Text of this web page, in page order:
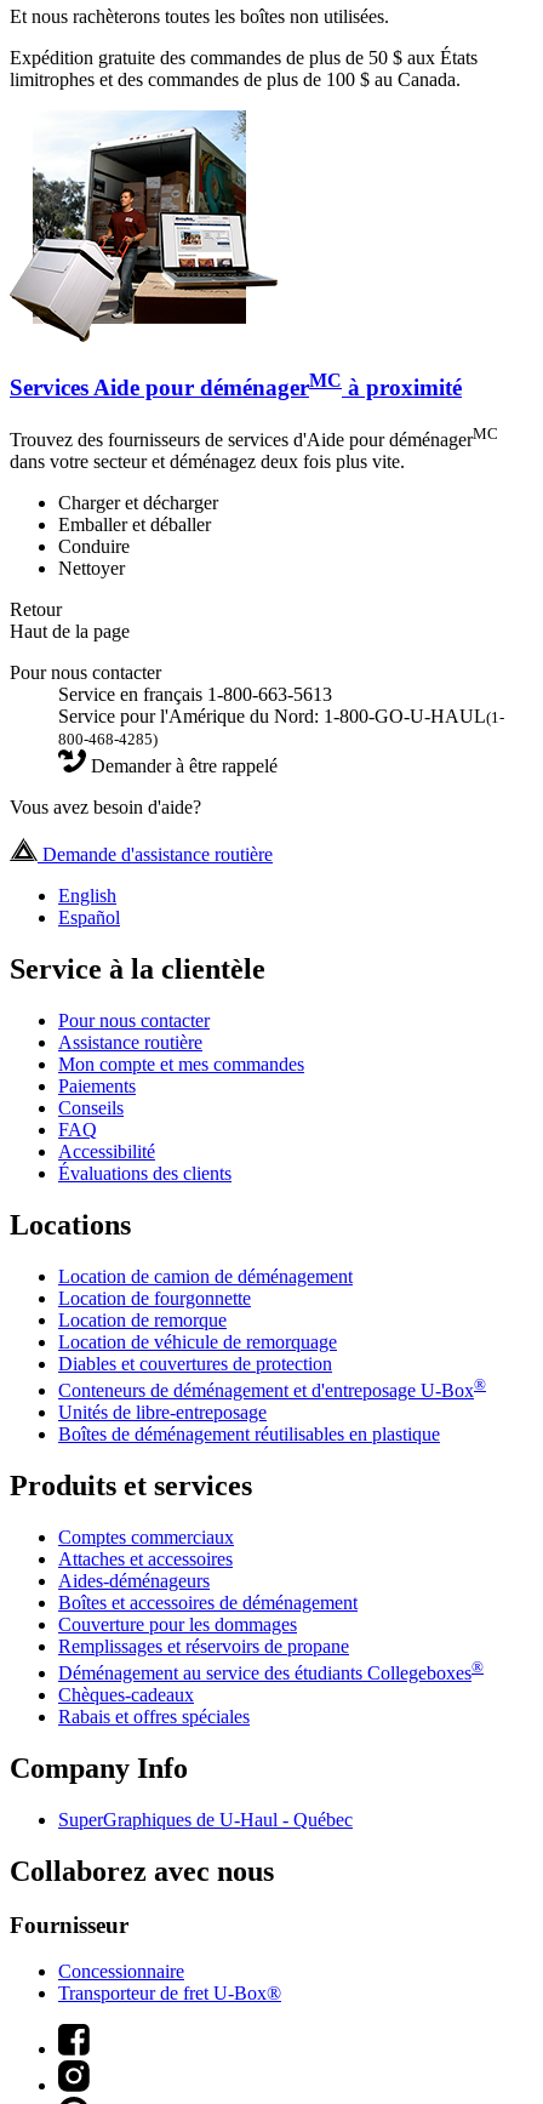
Et nous rachèterons toutes les boîtes non utilisées.
Expédition gratuite des commandes de plus de 50 $ aux États
limitrophes et des commandes de plus de 100 $ au Canada.
Services Aide pour déménagerMC à proximité
Trouvez des fournisseurs de services d'Aide pour déménagerMC
dans votre secteur et déménagez deux fois plus vite.
Charger et décharger
Emballer et déballer
Conduire
Nettoyer
Retour
Haut de la page
Pour nous contacter
Service en français 1-800-663-5613
Service pour l'Amérique du Nord: 1-800-GO-U-HAUL(1-
800-468-4285)
Demander à être rappelé
Vous avez besoin d'aide?
Demande d'assistance routière
English
Español
Service à la clientèle
Pour nous contacter
Assistance routière
Mon compte et mes commandes
Paiements
Conseils
FAQ
Accessibilité
Évaluations des clients
Locations
Location de camion de déménagement
Location de fourgonnette
Location de remorque
Location de véhicule de remorquage
Diables et couvertures de protection
Conteneurs de déménagement et d'entreposage U-Box®
Unités de libre-entreposage
Boîtes de déménagement réutilisables en plastique
Produits et services
Comptes commerciaux
Attaches et accessoires
Aides-déménageurs
Boîtes et accessoires de déménagement
Couverture pour les dommages
Remplissages et réservoirs de propane
Déménagement au service des étudiants Collegeboxes®
Chèques-cadeaux
Rabais et offres spéciales
Company Info
SuperGraphiques de U-Haul - Québec
Collaborez avec nous
Fournisseur
Concessionnaire
Transporteur de fret U-Box®